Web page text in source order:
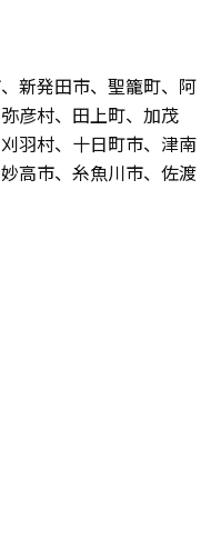
新発田市、聖籠町、阿
彦村、田上町、加茂
羽村、十日町市、津南
高市、糸魚川市、佐渡